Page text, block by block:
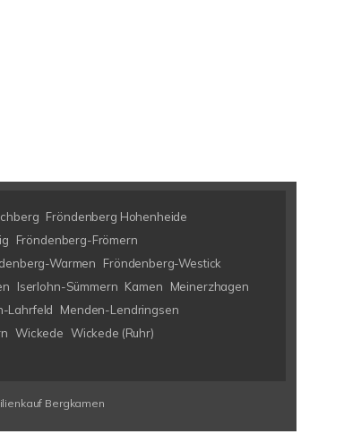
Fröndenberg Hohenheide
Fröndenberg-Frömern
Warmen
Fröndenberg-Westick
Iserlohn-Sümmern Kamen
Meinerzhagen
Lahrfeld
Menden-Lendringsen
Wickede Wickede (Ruhr)
Bergkamen